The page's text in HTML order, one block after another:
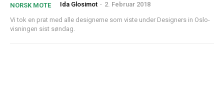
NORSK MOTE Ida Glosimot - 2. Februar 2018
Vi tok en prat med alle designerne som viste under Designers in Oslo-
visningen sist søndag.